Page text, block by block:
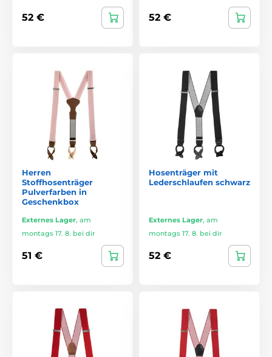
52 € 52 €
Herren
Stoffhosenträger
Pulverfarben in
Geschenkbox
Externes Lager, am
montags 17. 8. bei dir
51 €
Hosenträger mit
Lederschlaufen schwarz
Externes Lager, am
montags 17. 8. bei dir
52 €